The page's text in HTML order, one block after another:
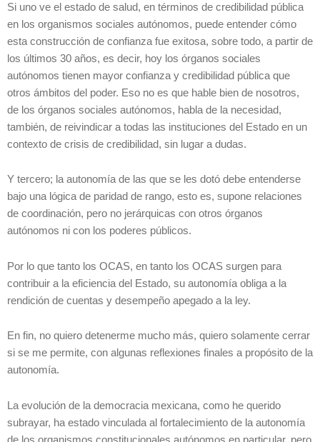
Si uno ve el estado de salud, en términos de credibilidad pública
en los organismos sociales autónomos, puede entender cómo
esta construcción de confianza fue exitosa, sobre todo, a partir de
los últimos 30 años, es decir, hoy los órganos sociales
autónomos tienen mayor confianza y credibilidad pública que
otros ámbitos del poder. Eso no es que hable bien de nosotros,
de los órganos sociales autónomos, habla de la necesidad,
también, de reivindicar a todas las instituciones del Estado en un
contexto de crisis de credibilidad, sin lugar a dudas.
Y tercero; la autonomía de las que se les dotó debe entenderse
bajo una lógica de paridad de rango, esto es, supone relaciones
de coordinación, pero no jerárquicas con otros órganos
autónomos ni con los poderes públicos.
Por lo que tanto los OCAS, en tanto los OCAS surgen para
contribuir a la eficiencia del Estado, su autonomía obliga a la
rendición de cuentas y desempeño apegado a la ley.
En fin, no quiero detenerme mucho más, quiero solamente cerrar
si se me permite, con algunas reflexiones finales a propósito de la
autonomía.
La evolución de la democracia mexicana, como he querido
subrayar, ha estado vinculada al fortalecimiento de la autonomía